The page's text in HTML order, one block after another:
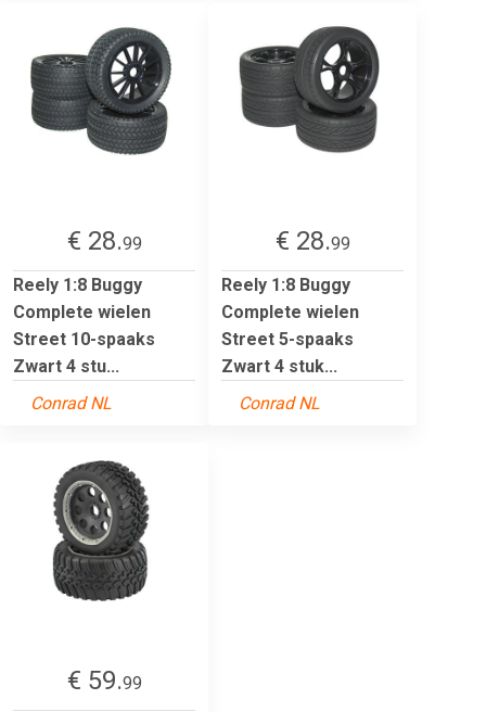
€ 28.99
Reely 1:8 Buggy
Complete wielen
Street 10-spaaks
Zwart 4 stu...
Conrad NL
€ 28.99
Reely 1:8 Buggy
Complete wielen
Street 5-spaaks
Zwart 4 stuk...
Conrad NL
€ 59.99